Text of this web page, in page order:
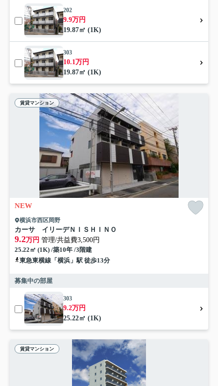
202
9.9万円
19.87㎡ (1K)
303
10.1万円
19.87㎡ (1K)
賃貸マンション
NEW
横浜市西区岡野
カーサ イリーデＮＩＳＨＩＮＯ
9.2万円 管理/共益費3,500円
25.22㎡ (1K) /築10年 /3階建
東急東横線「横浜」駅 徒歩13分
募集中の部屋
303
9.2万円
25.22㎡ (1K)
賃貸マンション